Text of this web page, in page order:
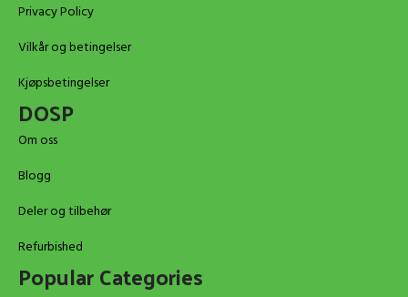
Privacy Policy
Vilkår og betingelser
Kjøpsbetingelser
DOSP
Om oss
Blogg
Deler og tilbehør
Refurbished
Popular Categories